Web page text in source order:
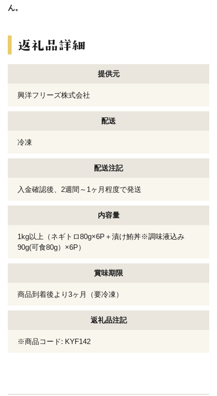
ん。
提供元
興洋フリーズ株式会社
配送
冷凍
配送注記
入金確認後、2週間～1ヶ月程度で発送
内容量
1kg以上（ネギトロ80g×6P＋漬け鮪丼※調味液込み
90g(可食80g）×6P）
賞味期限
商品到着後より3ヶ月（要冷凍）
返礼品注記
※商品コード: KYF142